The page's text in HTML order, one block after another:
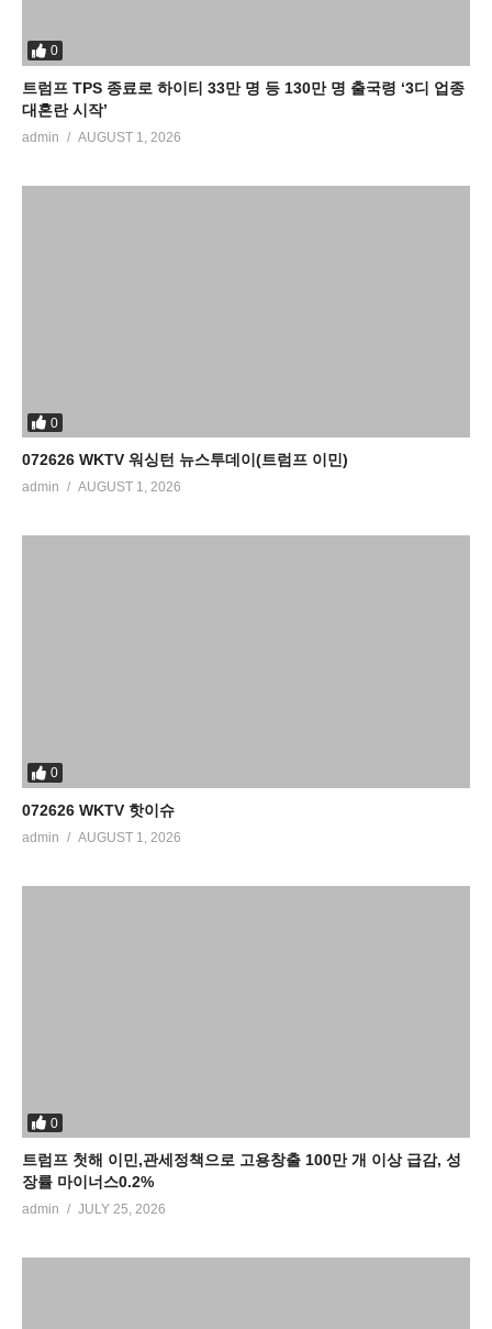
0
트럼프 TPS 종료로 하이티 33만 명 등 130만 명 출국령 ‘3디 업종
대혼란 시작’
admin AUGUST 1, 2026
0
072626 WKTV 워싱턴 뉴스투데이(트럼프 이민)
admin AUGUST 1, 2026
0
072626 WKTV 핫이슈
admin AUGUST 1, 2026
0
트럼프 첫해 이민,관세정책으로 고용창출 100만 개 이상 급감, 성
장률 마이너스0.2%
admin JULY 25, 2026